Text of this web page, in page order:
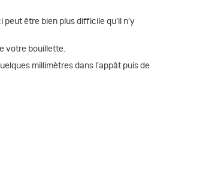
peut être bien plus difficile qu'il n'y
votre bouillette.
millimètres dans l'appât puis de